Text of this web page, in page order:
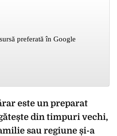
preferată în Google
este un preparat
din timpuri vechi,
sau regiune și-a